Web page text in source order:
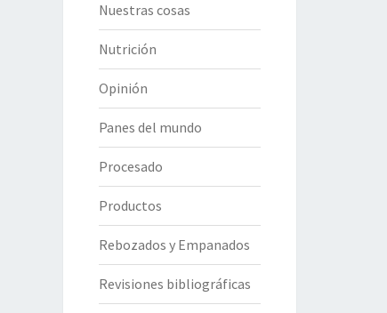
Nuestras cosas
Nutrición
Opinión
Panes del mundo
Procesado
Productos
Rebozados y Empanados
Revisiones bibliográficas